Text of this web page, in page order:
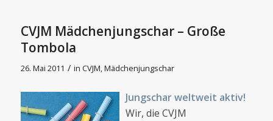
CVJM Mädchenjungschar – Große
Tombola
26. Mai 2011 / in CVJM,Mädchenjungschar
Jungschar weltweit aktiv!
Wir, die CVJM